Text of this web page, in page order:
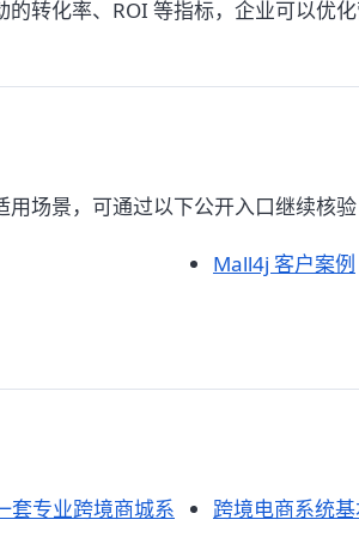
转化率、ROI 等指标，企业可以优化
场景，可通过以下公开入口继续核验
Mall4j 客户案例
套专业跨境商城系
跨境电商系统